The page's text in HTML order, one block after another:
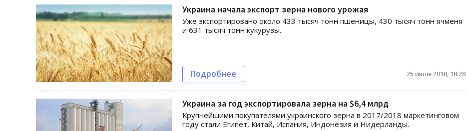
Украина начала экспорт зерна нового урожая
Уже экспортировано около 433 тысяч тонн пшеницы, 430 тысяч тонн ячменя
и 631 тысяч тонн кукурузы.
Подробнее 25 июля 2018, 18:28
Украина за год экспортировала зерна на $6,4 млрд
Крупнейшими покупателями украинского зерна в 2017/2018 маркетинговом
году стали Египет, Китай, Испания, Индонезия и Нидерланды.